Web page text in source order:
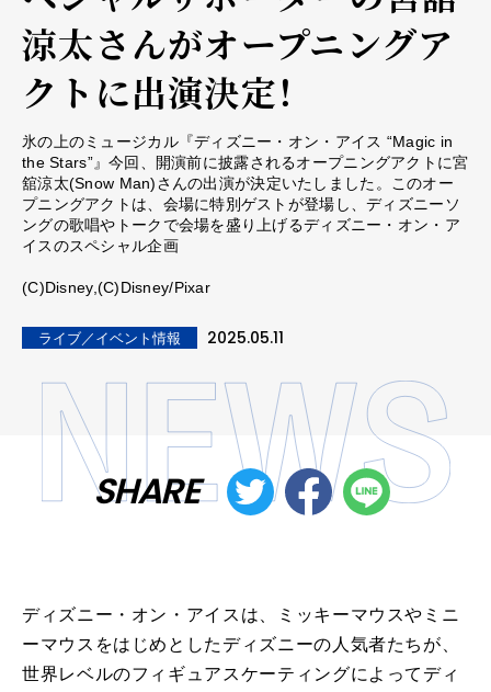
涼太さんがオープニングア
クトに出演決定！
氷の上のミュージカル『ディズニー・オン・アイス “Magic in
the Stars”』今回、開演前に披露されるオープニングアクトに宮
舘涼太(Snow Man)さんの出演が決定いたしました。このオー
プニングアクトは、会場に特別ゲストが登場し、ディズニーソ
ングの歌唱やトークで会場を盛り上げるディズニー・オン・ア
イスのスペシャル企画
(C)Disney,(C)Disney/Pixar
ライブ／イベント情報 2025.05.11
SHARE
ディズニー・オン・アイスは、ミッキーマウスやミニ
ーマウスをはじめとしたディズニーの人気者たちが、
世界レベルのフィギュアスケーティングによってディ